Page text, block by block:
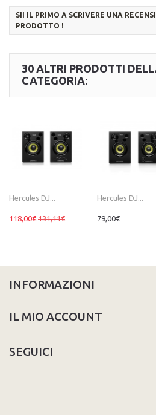
SII IL PRIMO A SCRIVERE UNA
PRODOTTO !
30 ALTRI PRODOTTI
CATEGORIA:
Hercules DJ...
118,00€ 131,11€
Hercules DJ...
79,00€
INFORMAZIONI
IL MIO ACCOUNT
SEGUICI